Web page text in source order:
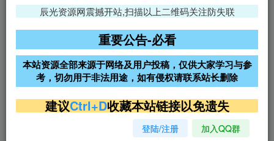
免费领支付宝红包
腾讯轻量4核4G3M服务器38元/
阿里云2核2G200M服务器68元/
年
雨云高防免备案服务器
超低价文字广告位招租 超低价文字广告位招租
超低价文字广告位招租
辰光资源网震撼开站,扫描以上二维码关注防失联
重要公告-必看
本站资源全部来源于网络及用户投稿，仅供大家学习与参
考，切勿用于非法用途，如有侵权请联系站长删除
建议Ctrl+D收藏本站链接以免遗失
登陆/注册 加入QQ群